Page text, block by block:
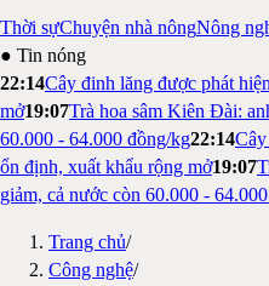
Thời sựChuyện nhà nôngNông
● Tin nóng
22:14Cây đinh lăng được phát
mở19:07Trà hoa sâm Kiên Đài:
60.000 - 64.000 đồng/kg22:14
ổn định, xuất khẩu rộng mở19:07
giảm, cả nước còn 60.000 -
Trang chủ/
Công nghệ/